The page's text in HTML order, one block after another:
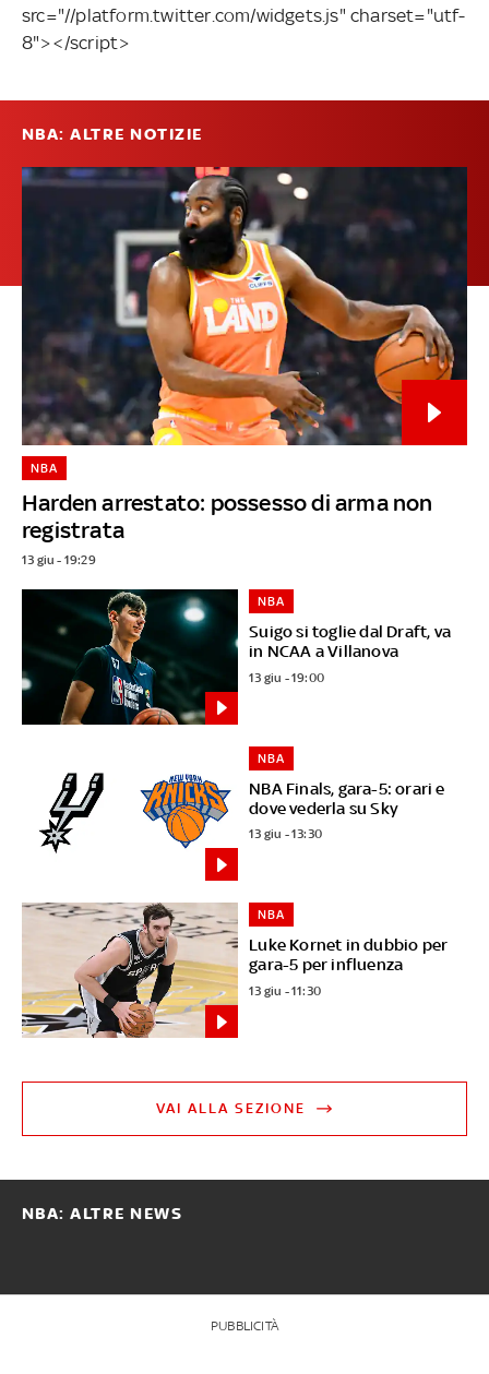
src="//platform.twitter.com/widgets.js" charset="utf-
8"></script>
NBA: ALTRE NOTIZIE
Harden arrestato: possesso di arma non
registrata
NBA
13 giu - 19:29
Suigo si toglie dal Draft, va
in NCAA a Villanova
NBA
13 giu - 19:00
NBA Finals, gara-5: orari e
dove vederla su Sky
NBA
13 giu - 13:30
Luke Kornet in dubbio per
gara-5 per influenza
NBA
13 giu - 11:30
VAI ALLA SEZIONE
NBA: ALTRE NEWS
PUBBLICITÀ